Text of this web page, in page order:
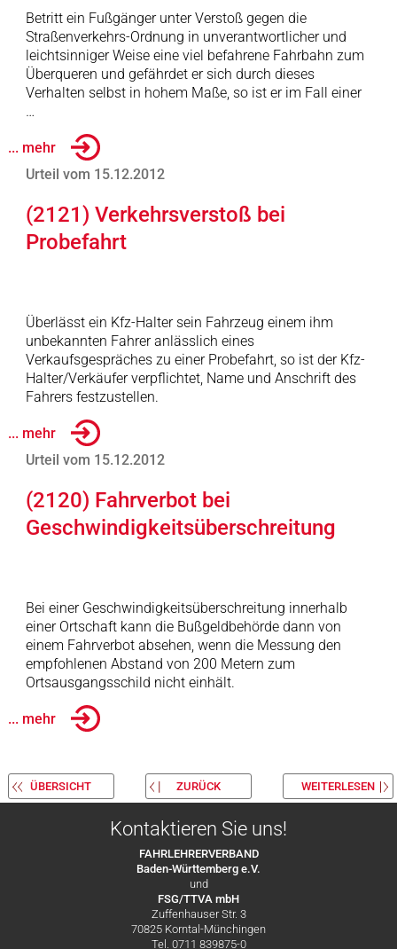
Betritt ein Fußgänger unter Verstoß gegen die
Straßenverkehrs-Ordnung in unverantwortlicher und
leichtsinniger Weise eine viel befahrene Fahrbahn zum
Überqueren und gefährdet er sich durch dieses
Verhalten selbst in hohem Maße, so ist er im Fall einer
…
... mehr
Urteil vom 15.12.2012
(2121) Verkehrsverstoß bei
Probefahrt
Überlässt ein Kfz-Halter sein Fahrzeug einem ihm
unbekannten Fahrer anlässlich eines
Verkaufsgespräches zu einer Probefahrt, so ist der Kfz-
Halter/Verkäufer verpflichtet, Name und Anschrift des
Fahrers festzustellen.
... mehr
Urteil vom 15.12.2012
(2120) Fahrverbot bei
Geschwindigkeitsüberschreitung
Bei einer Geschwindigkeitsüberschreitung innerhalb
einer Ortschaft kann die Bußgeldbehörde dann von
einem Fahrverbot absehen, wenn die Messung den
empfohlenen Abstand von 200 Metern zum
Ortsausgangsschild nicht einhält.
... mehr
ÜBERSICHT ZURÜCK WEITERLESEN
Kontaktieren Sie uns!
FAHRLEHRERVERBAND
Baden-Württemberg e.V.
und
FSG/TTVA mbH
Zuffenhauser Str. 3
70825 Korntal-Münchingen
Tel. 0711 839875-0